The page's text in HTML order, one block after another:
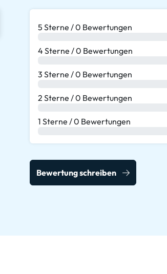
5 Sterne / 0 Bewertungen
4 Sterne / 0 Bewertungen
3 Sterne / 0 Bewertungen
2 Sterne / 0 Bewertungen
1 Sterne / 0 Bewertungen
Bewertung schreiben